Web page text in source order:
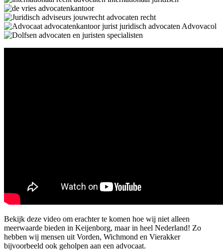
Bekijk deze video om erachter te komen hoe wij niet alleen
meerwaarde bieden in Keijenborg, maar in heel Nederland! Zo
hebben wij mensen uit Vorden, Wichmond en Vierakker
bijvoorbeeld ook geholpen aan een advocaat.